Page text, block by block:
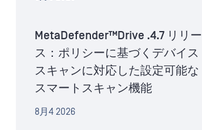
MetaDefender™Drive .4.7 リリー
ス：ポリシーに基づくデバイス
スキャンに対応した設定可能な
スマートスキャン機能
8月4 2026